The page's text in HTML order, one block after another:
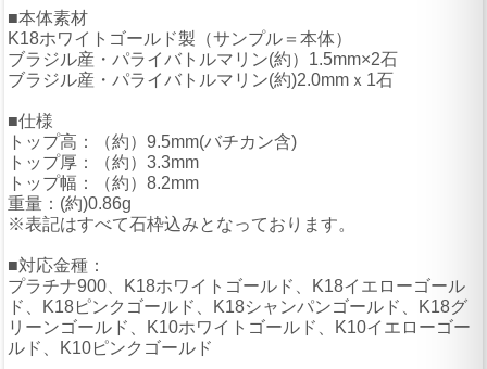
■本体素材
K18ホワイトゴールド製（サンプル＝本体）
ブラジル産・パライバトルマリン(約）1.5mm×2石
ブラジル産・パライバトルマリン(約)2.0mmｘ1石
■仕様
トップ高：（約）9.5mm(バチカン含)
トップ厚：（約）3.3mm
トップ幅：（約）8.2mm
重量：(約)0.86g
※表記はすべて石枠込みとなっております。
■対応金種：
プラチナ900、K18ホワイトゴールド、K18イエローゴール
ド、K18ピンクゴールド、K18シャンパンゴールド、K18グ
リーンゴールド、K10ホワイトゴールド、K10イエローゴー
ルド、K10ピンクゴールド